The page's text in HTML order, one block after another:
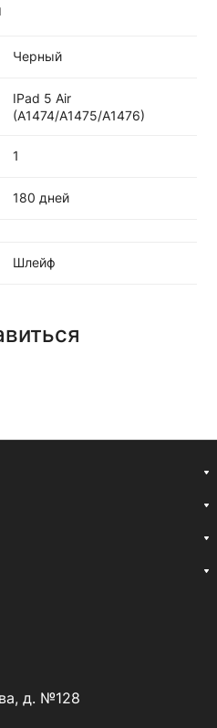
Черный
IPad 5 Air
(A1474/A1475/A1476)
1
180 дней
Шлейф
д. №128